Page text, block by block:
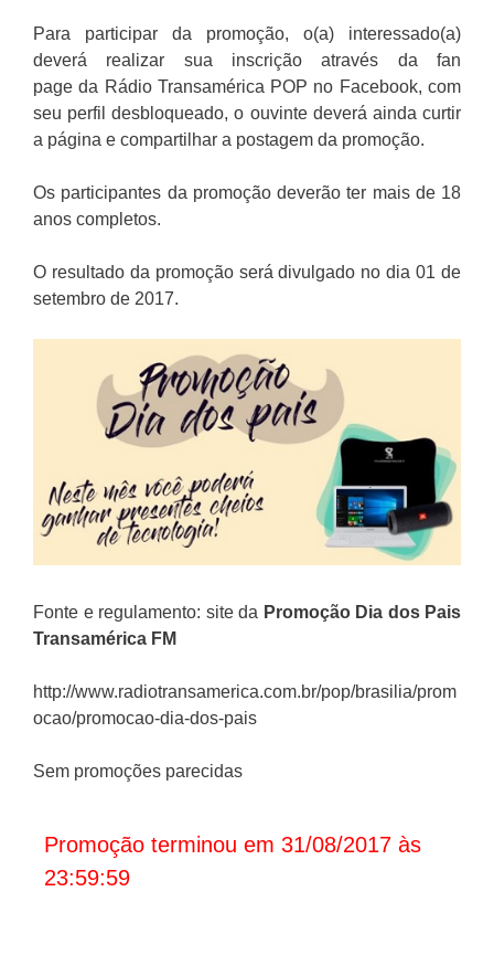
Para participar da promoção, o(a) interessado(a)
deverá realizar sua inscrição através da fan
page da Rádio Transamérica POP no Facebook, com
seu perfil desbloqueado, o ouvinte deverá ainda curtir
a página e compartilhar a postagem da promoção.
Os participantes da promoção deverão ter mais de 18
anos completos.
O resultado da promoção será divulgado no dia 01 de
setembro de 2017.
Fonte e regulamento: site da Promoção Dia dos Pais
Transamérica FM
http://www.radiotransamerica.com.br/pop/brasilia/prom
ocao/promocao-dia-dos-pais
Sem promoções parecidas
Promoção terminou em 31/08/2017 às
23:59:59